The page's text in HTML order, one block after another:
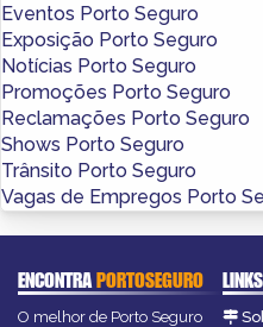
Eventos Porto Seguro
Exposição Porto Seguro
Notícias Porto Seguro
Promoções Porto Seguro
Reclamações Porto Seguro
Shows Porto Seguro
Trânsito Porto Seguro
Vagas de Empregos Porto
ENCONTRAPORTOSEGURO
O melhor de Porto Seguro